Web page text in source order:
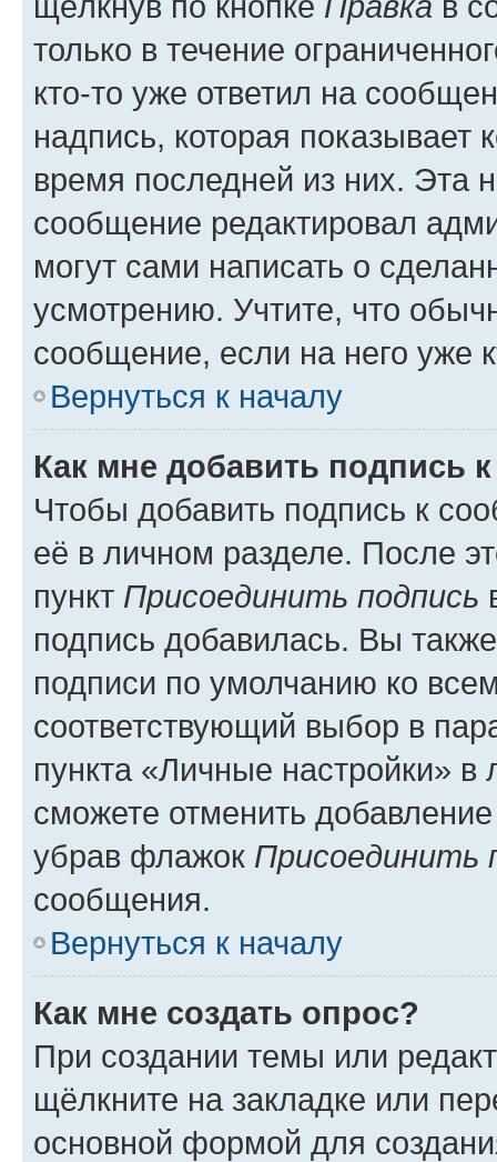
только в течение
кто-то уже ответил на
надпись, которая показывает
время последней из них. Эта
сообщение редактировал
могут сами написать о
усмотрению. Учтите, что
сообщение, если на него уже
Вернуться к началу
Как мне добавить подпись
Чтобы добавить подпись к
её в личном разделе. После
пункт Присоединить подпись
подпись добавилась. Вы
подписи по умолчанию ко
соответствующий выбор в
пункта «Личные настройки»
сможете отменить
убрав флажок Присоединить
сообщения.
Вернуться к началу
Как мне создать опрос?
При создании темы или
щёлкните на закладке или
основной формой для